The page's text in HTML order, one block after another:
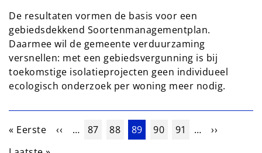
De resultaten vormen de basis voor een
gebiedsdekkend Soortenmanagementplan.
Daarmee wil de gemeente verduurzaming
versnellen: met een gebiedsvergunning is bij
toekomstige isolatieprojecten geen individueel
ecologisch onderzoek per woning meer nodig.
Paginering
Eerste pagina
« Eerste Vorige pagina
‹‹ … Pagina
87 Pagina
88 Huidige pagina
89 Pagina
90 Pagina
91 … Volgende
››